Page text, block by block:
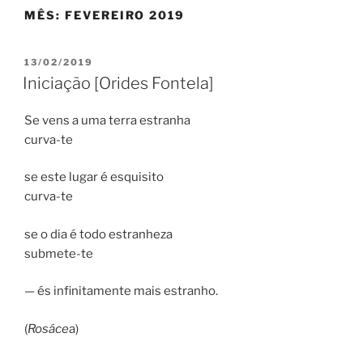
MÊS: FEVEREIRO 2019
PUBLICADO
EM
13/02/2019
Iniciação [Orides Fontela]
Se vens a uma terra estranha
curva-te
se este lugar é esquisito
curva-te
se o dia é todo estranheza
submete-te
— és infinitamente mais estranho.
(Rosácea)